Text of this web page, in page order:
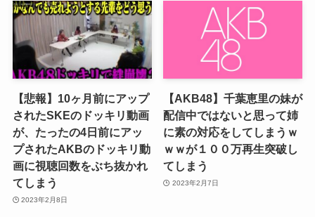
【悲報】10ヶ月前にアップ
されたSKEのドッキリ動画
が、たったの4日前にアッ
プされたAKBのドッキリ動
画に視聴回数をぶち抜かれ
てしまう
2023年2月8日
【AKB48】千葉恵里の妹が
配信中ではないと思って姉
に素の対応をしてしまうｗ
ｗｗが１００万再生突破し
てしまう
2023年2月7日